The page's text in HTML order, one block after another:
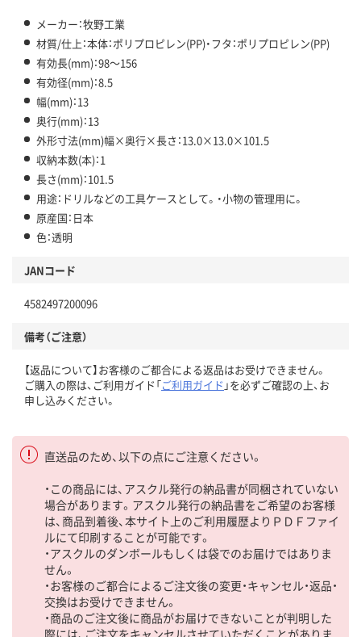
メーカー：牧野工業
材質/仕上：本体：ポリプロピレン(PP)・フタ：ポリプロピレン(PP)
有効長(mm)：98～156
有効径(mm)：8.5
幅(mm)：13
奥行(mm)：13
外形寸法(mm)幅×奥行×長さ：13.0×13.0×101.5
収納本数(本)：1
長さ(mm)：101.5
用途：ドリルなどの工具ケースとして。・小物の管理用に。
原産国：日本
色：透明
JANコード
4582497200096
備考（ご注意）
【返品について】お客様のご都合による返品はお受けできません。
ご購入の際は、ご利用ガイド「ご利用ガイド 」を必ずご確認の上、お
申し込みください。
直送品のため、以下の点にご注意ください。
・この商品には、アスクル発行の納品書が同梱されていない
場合があります。アスクル発行の納品書をご希望のお客様
は、商品到着後、本サイト上のご利用履歴よりＰＤＦファイ
ルにて印刷することが可能です。
・アスクルのダンボールもしくは袋でのお届けではありま
せん。
・お客様のご都合によるご注文後の変更・キャンセル・返品・
交換はお受けできません。
・商品のご注文後に商品がお届けできないことが判明した
際には、ご注文をキャンセルさせていただくことがありま